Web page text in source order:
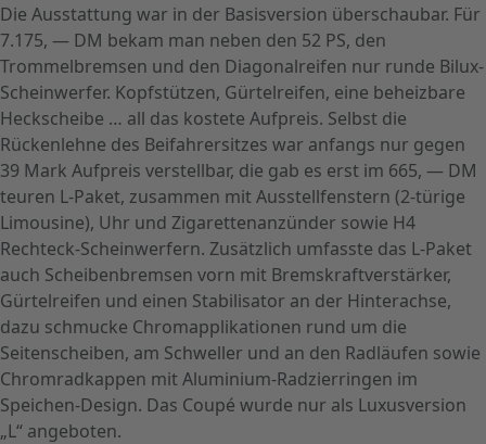
Die Ausstattung war in der Basisversion überschaubar. Für
7.175, — DM bekam man neben den 52 PS, den
Trommelbremsen und den Diagonalreifen nur runde Bilux-
Scheinwerfer. Kopfstützen, Gürtelreifen, eine beheizbare
Heckscheibe … all das kostete Aufpreis. Selbst die
Rückenlehne des Beifahrersitzes war anfangs nur gegen
39 Mark Aufpreis verstellbar, die gab es erst im 665, — DM
teuren L-Paket, zusammen mit Ausstellfenstern (2-türige
Limousine), Uhr und Zigarettenanzünder sowie H4
Rechteck-Scheinwerfern. Zusätzlich umfasste das L-Paket
auch Scheibenbremsen vorn mit Bremskraftverstärker,
Gürtelreifen und einen Stabilisator an der Hinterachse,
dazu schmucke Chromapplikationen rund um die
Seitenscheiben, am Schweller und an den Radläufen sowie
Chromradkappen mit Aluminium-Radzierringen im
Speichen-Design. Das Coupé wurde nur als Luxusversion
„L“ angeboten.